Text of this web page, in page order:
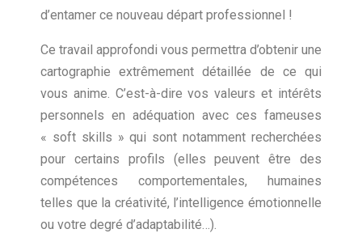
d’entamer ce nouveau départ professionnel !
Ce travail approfondi vous permettra d’obtenir une
cartographie extrêmement détaillée de ce qui
vous anime. C’est-à-dire vos valeurs et intérêts
personnels en adéquation avec ces fameuses
« soft skills » qui sont notamment recherchées
pour certains profils (elles peuvent être des
compétences comportementales, humaines
telles que la créativité, l’intelligence émotionnelle
ou votre degré d’adaptabilité…).